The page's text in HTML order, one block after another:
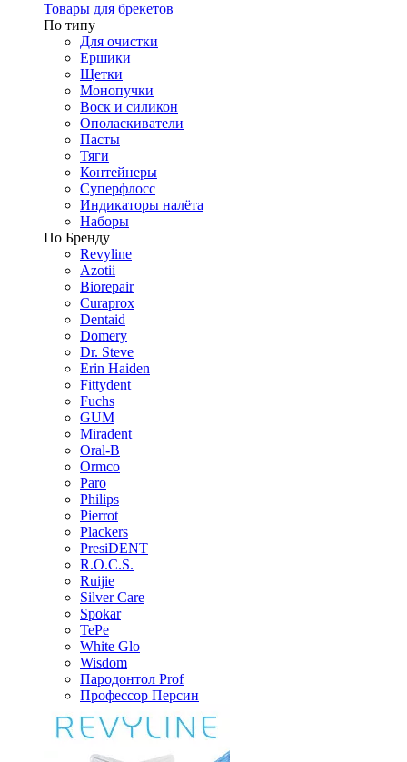
Товары для брекетов
По типу
Для очистки
Ершики
Щетки
Монопучки
Воск и силикон
Ополаскиватели
Пасты
Тяги
Контейнеры
Суперфлосс
Индикаторы налёта
Наборы
По Бренду
Revyline
Azotii
Biorepair
Curaprox
Dentaid
Domery
Dr. Steve
Erin Haiden
Fittydent
Fuchs
GUM
Miradent
Oral-B
Ormco
Paro
Philips
Pierrot
Plackers
PresiDENT
R.O.C.S.
Ruijie
Silver Care
Spokar
TePe
White Glo
Wisdom
Пародонтол Prof
Профессор Персин